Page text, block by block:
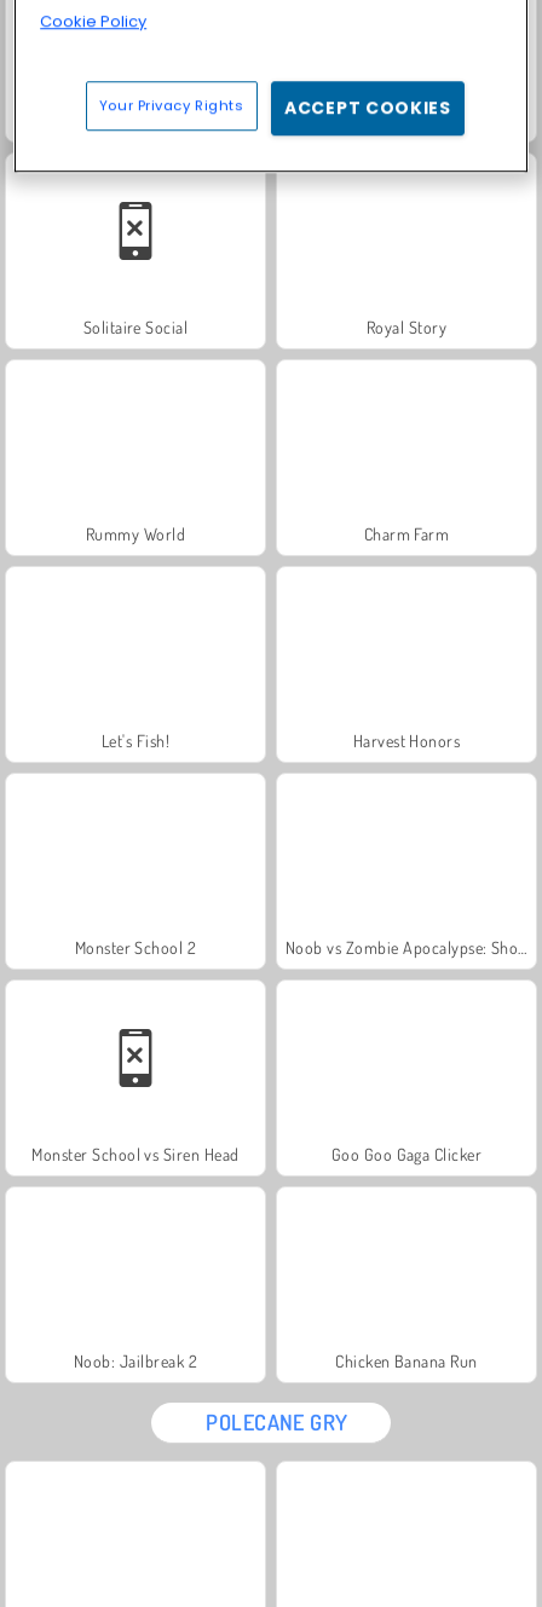
Farm Merge Valley
Solitaire Social Royal Story
Rummy World Charm Farm
Let's Fish! Harvest Honors
Monster School 2
Monster School vs Siren Head Goo Goo Gaga Clicker
Noob: Jailbreak 2 Chicken Banana Run
POLECANE GRY
Cookie Policy
Your Privacy Rights ACCEPT COOKIES